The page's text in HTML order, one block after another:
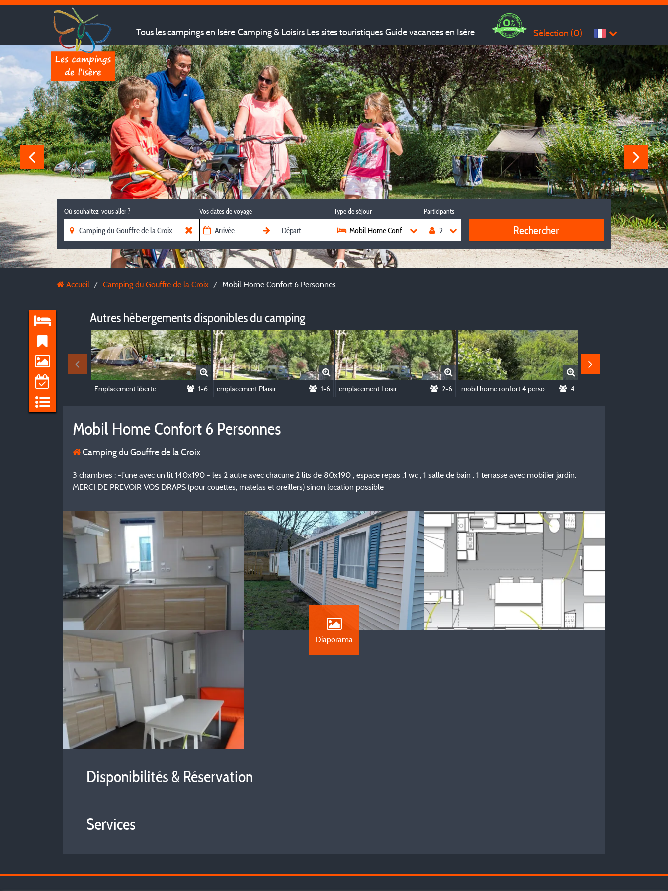
Tous les campings en Isère Camping & Loisirs Les sites touristiques Guide vacances en Isère Sélection (0)
Où souhaitez-vous aller ? Vos dates de voyage Type de séjour
Mobil Home Confort 6 Personnes
Participants
Rechercher
Accueil Camping du Gouffre de la Croix Mobil Home Confort 6 Personnes
Autres hébergements disponibles du camping
Emplacement liberte 1-6 emplacement Plaisir 1-6 emplacement Loisir 2-6 mobil home confort 4 personnes 4
Mobil Home Confort 6 Personnes
Camping du Gouffre de la Croix
3 chambres : -l'une avec un lit 140x190 - les 2 autre avec chacune 2 lits de 80x190 , espace repas ,1 wc , 1 salle de bain . 1 terrasse avec mobilier jardin.
MERCI DE PREVOIR VOS DRAPS (pour couettes, matelas et oreillers) sinon location possible
Diaporama
Disponibilités & Réservation
Services